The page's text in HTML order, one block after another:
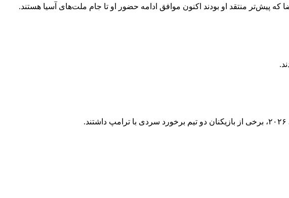
پیش‌تر منتقد او بودند اکنون موافق ادامه حضور او تا جام ملت‌های آسیا هستند.